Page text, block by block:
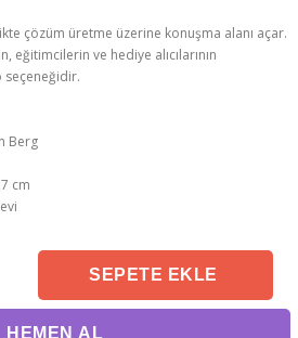
çözüm üretme üzerine konuşma alanı açar.
eğitimcilerin ve hediye alıcılarının
Berg
cm